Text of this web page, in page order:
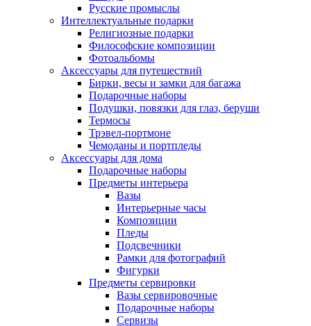
Русские промыслы
Интеллектуальные подарки
Религиозные подарки
Философские композиции
Фотоальбомы
Аксессуары для путешествий
Бирки, весы и замки для багажа
Подарочные наборы
Подушки, повязки для глаз, беруши
Термосы
Трэвел-портмоне
Чемоданы и портпледы
Аксессуары для дома
Подарочные наборы
Предметы интерьера
Вазы
Интерьерные часы
Композиции
Пледы
Подсвечники
Рамки для фотографий
Фигурки
Предметы сервировки
Вазы сервировочные
Подарочные наборы
Сервизы